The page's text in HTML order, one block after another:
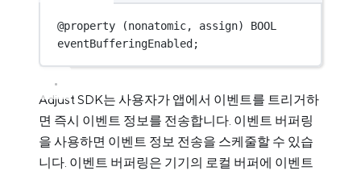
@property (nonatomic, assign) BOOL
eventBufferingEnabled;
Adjust SDK는 사용자가 앱에서 이벤트를 트리거하
면 즉시 이벤트 정보를 전송합니다. 이벤트 버퍼링
을 사용하면 이벤트 정보 전송을 스케줄할 수 있습
니다. 이벤트 버퍼링은 기기의 로컬 버퍼에 이벤트